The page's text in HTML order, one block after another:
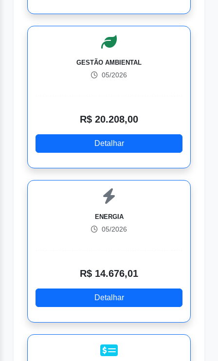
GESTÃO AMBIENTAL
05/2026
R$ 20.208,00
Detalhar
ENERGIA
05/2026
R$ 14.676,01
Detalhar